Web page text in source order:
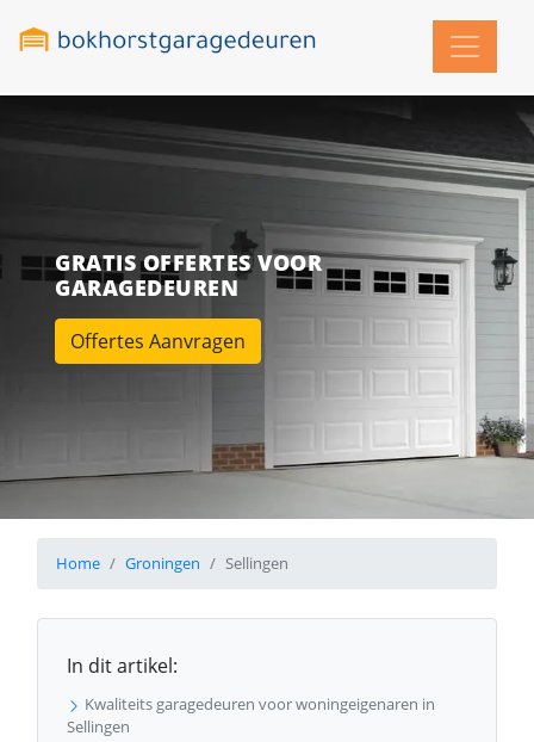
GRATIS OFFERTES VOOR
GARAGEDEUREN
Offertes Aanvragen
Home Groningen Sellingen
In dit artikel:
Kwaliteits garagedeuren voor woningeigenaren in
Sellingen